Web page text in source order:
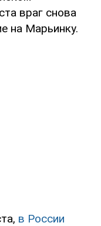
враг снова
на Марьинку.
в России